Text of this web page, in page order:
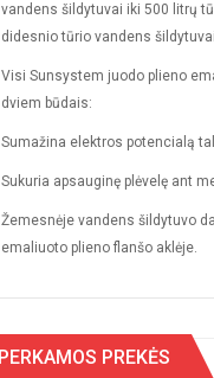
vandens šildytuvai iki 500 litrų
didesnio tūrio vandens
Visi Sunsystem juodo plieno
dviem būdais:
Sumažina elektros potencialą
Sukuria apsauginę plėvelę ant
Žemesnėje vandens šildytuvo
emaliuoto plieno flanšo aklėje.
PERKAMOS PREKĖS